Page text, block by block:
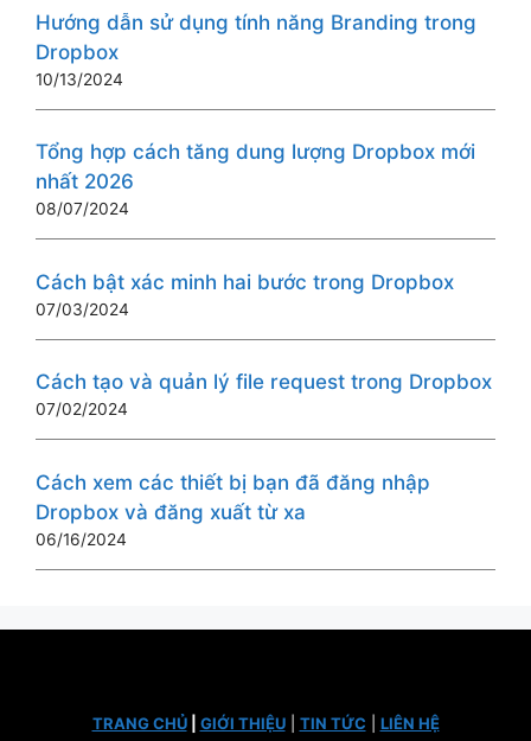
Hướng dẫn sử dụng tính năng Branding trong
Dropbox
10/13/2024
Tổng hợp cách tăng dung lượng Dropbox mới
nhất 2026
08/07/2024
Cách bật xác minh hai bước trong Dropbox
07/03/2024
Cách tạo và quản lý file request trong Dropbox
07/02/2024
Cách xem các thiết bị bạn đã đăng nhập
Dropbox và đăng xuất từ ​​xa
06/16/2024
TRANG CHỦ| GIỚI THIỆU| TIN TỨC LIÊN HỆ